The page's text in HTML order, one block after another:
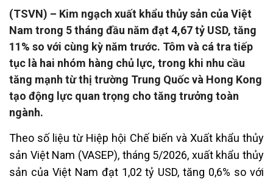
(TSVN) – Kim ngạch xuất khẩu thủy sản của Việt
Nam trong 5 tháng đầu năm đạt 4,67 tỷ USD, tăng
11% so với cùng kỳ năm trước. Tôm và cá tra tiếp
tục là hai nhóm hàng chủ lực, trong khi nhu cầu
tăng mạnh từ thị trường Trung Quốc và Hong Kong
tạo động lực quan trọng cho tăng trưởng toàn
ngành.
Theo số liệu từ Hiệp hội Chế biến và Xuất khẩu thủy
sản Việt Nam (VASEP), tháng 5/2026, xuất khẩu thủy
sản của Việt Nam đạt 1,02 tỷ USD, tăng 0,6% so với